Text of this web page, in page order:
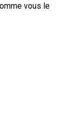
vous le